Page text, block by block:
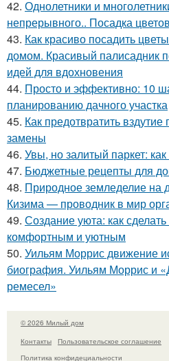
42. Однолетники и
непрерывного.. Посадка цветов
43. Как красиво посадить
домом. Красивый палисадник
идей для вдохновения
44. Просто и эффективно: 10
планированию дачного участка
45. Как предотвратить
замены
46. Увы, но залитый паркет:
47. Бюджетные рецепты для
48. Природное земледелие на
Кизима — проводник в мир
49. Создание уюта: как
комфортным и уютным
50. Уильям Моррис движение
биография. Уильям Моррис и
ремесел»
© 2026 Милый дом
Контакты
Пользовательское соглашение
Политика конфидециальности